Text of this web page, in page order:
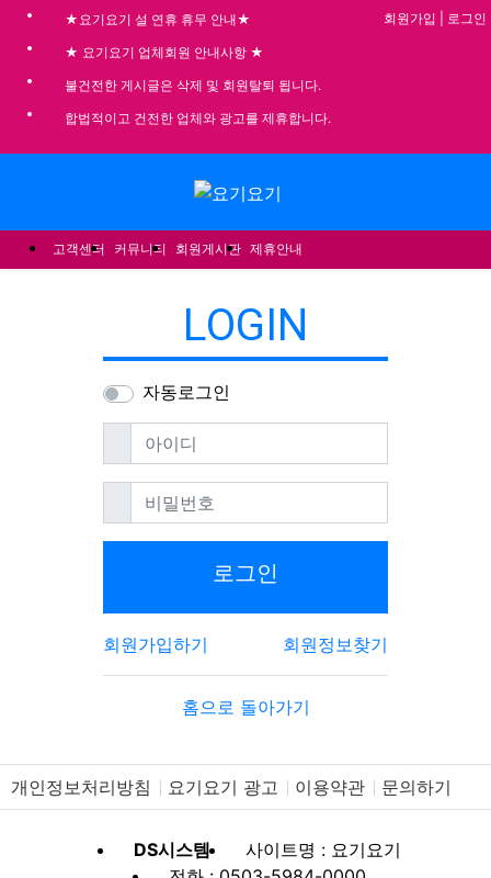
★요기요기 설 연휴 휴무 안내★
★ 요기요기 업체회원 안내사항 ★
불건전한 게시글은 삭제 및 회원탈퇴 됩니다.
합법적이고 건전한 업체와 광고를 제휴합니다.
회원가입 로그인
고객센터 커뮤니티 회원게시판 제휴안내
LOGIN
자동로그인
아이디필수
비밀번호필수
로그인
회원가입하기 회원정보찾기
홈으로 돌아가기
개인정보처리방침 요기요기 광고 이용약관 문의하기
DS시스템
사이트명 : 요기요기